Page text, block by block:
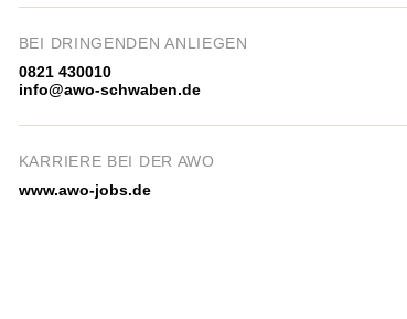
BEI DRINGENDEN ANLIEGEN
0821 430010
info@awo-schwaben.de
KARRIERE BEI DER AWO
www.awo-jobs.de